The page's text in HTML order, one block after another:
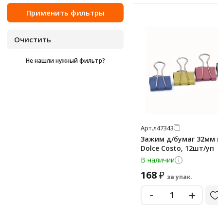
Стержень для гелевой ручки
Стержень для шариковой
шариковый
Не нашли нужный фильтр?
Арт.л47343
Зажим д/бумаг 32мм
Dolce Costo, 12шт/уп
В наличии
168₽ за упак.
- +